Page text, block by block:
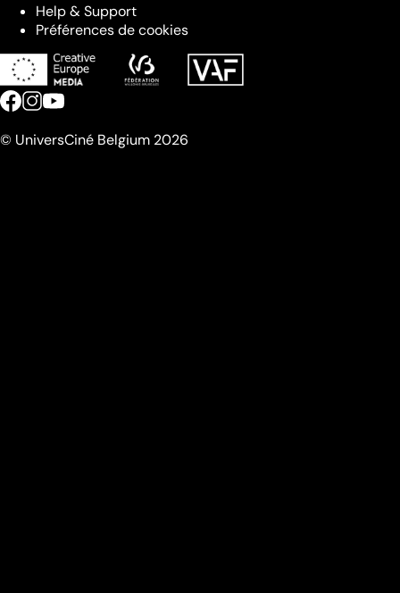
Help & Support
Préférences de cookies
© UniversCiné Belgium 2026